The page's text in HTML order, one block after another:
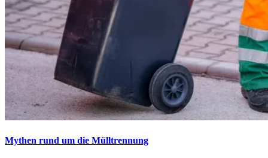
Mythen rund um die Mülltrennung